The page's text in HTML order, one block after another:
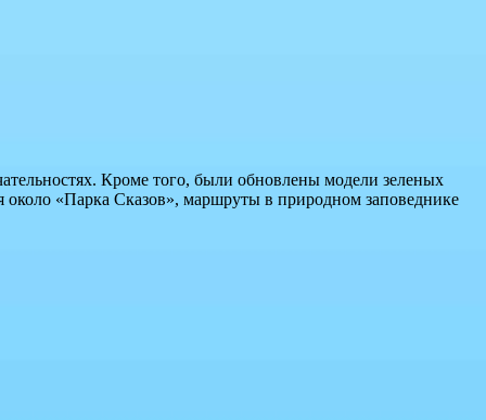
Кроме того, были обновлены модели зеленых
«Парка Сказов», маршруты в природном заповеднике